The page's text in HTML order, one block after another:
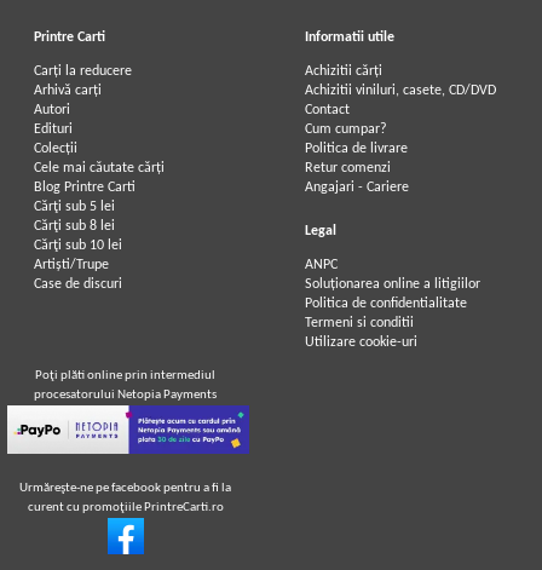
Printre Carti
Carți la reducere
Arhivă carți
Autori
Edituri
Colecții
Cele mai căutate cărți
Blog Printre Carti
Cărţi sub 5 lei
Cărţi sub 8 lei
Cărţi sub 10 lei
Artiști/Trupe
Case de discuri
Informatii utile
Achizitii cărți
Achizitii viniluri, casete, CD/DVD
Contact
Cum cumpar?
Politica de livrare
Retur comenzi
Angajari - Cariere
Legal
ANPC
Soluționarea online a litigiilor
Politica de confidentialitate
Termeni si conditii
Utilizare cookie-uri
Poţi plăti online prin intermediul
procesatorului Netopia Payments
Urmăreşte-ne pe facebook pentru a fi la
curent cu promoţiile PrintreCarti.ro